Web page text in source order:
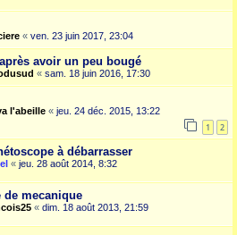
« ven. 23 juin 2017, 23:04
avoir un peu bougé
« sam. 18 juin 2016, 17:30
l'abeille « jeu. 24 déc. 2015, 13:22
1 2
à débarrasser
« jeu. 28 août 2014, 8:32
de mecanique
« dim. 18 août 2013, 21:59